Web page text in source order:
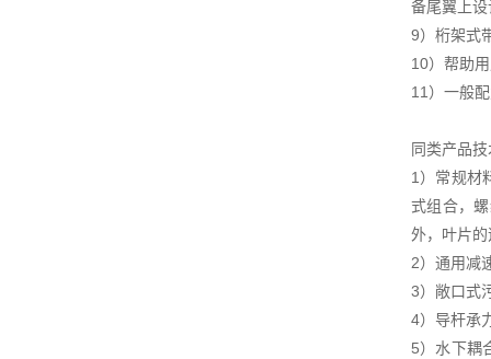
备尾翼上
9）桁架式
10）帮助
11）一般
同类产品
1）常规材
式组合，
外，叶片
2）通用减
3）敞口式
4）导杆承
5）水下耦